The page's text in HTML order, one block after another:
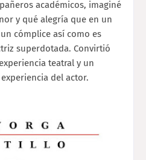
académicos, imaginé
y qué alegría que en un
cómplice así como es
superdotada. Convirtió
teatral y un
del actor.